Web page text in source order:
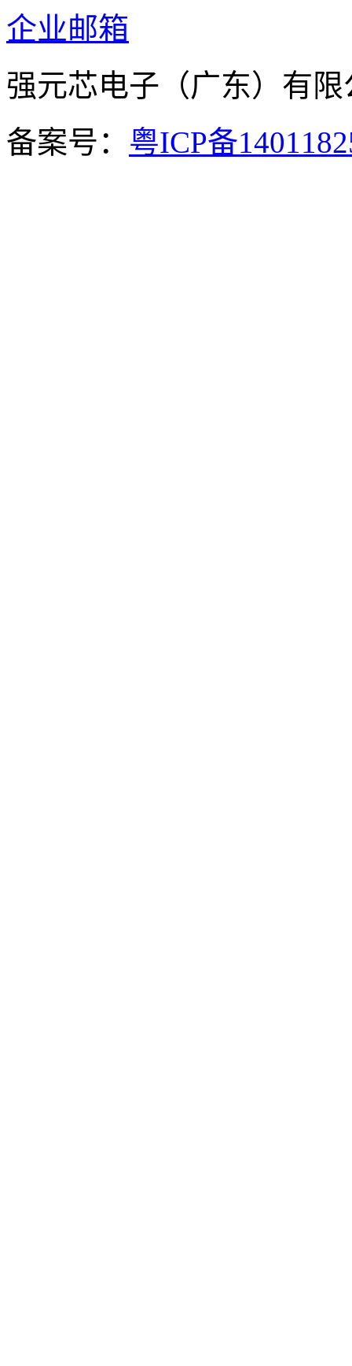
企业邮箱
强元芯电子（广东）
备案号： 粤ICP备